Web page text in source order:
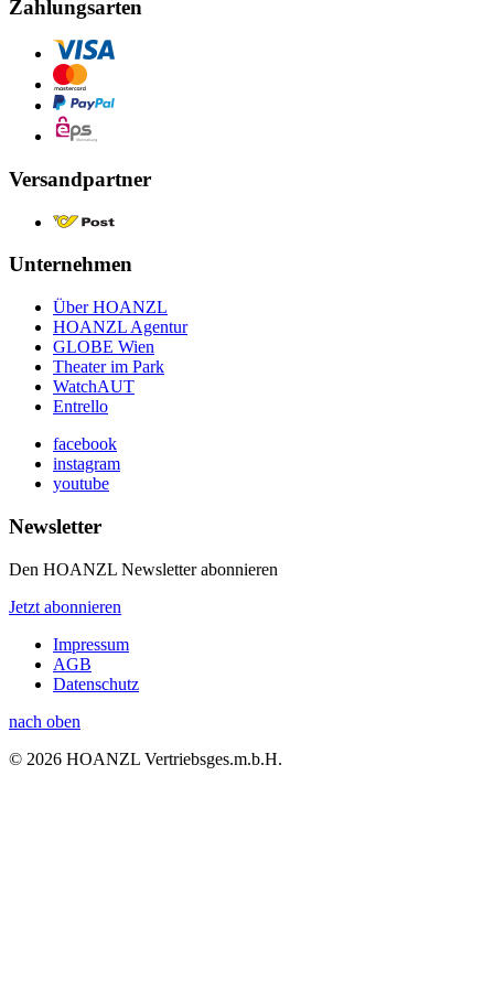
Zahlungsarten
Versandpartner
Unternehmen
Über HOANZL
HOANZL Agentur
GLOBE Wien
Theater im Park
WatchAUT
Entrello
facebook
instagram
youtube
Newsletter
Den HOANZL Newsletter abonnieren
Jetzt abonnieren
Impressum
AGB
Datenschutz
nach oben
© 2026 HOANZL Vertriebsges.m.b.H.